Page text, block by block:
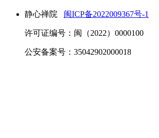
静心禅院 闽ICP备2022009367号-1
许可证编号：闽（2022）0000100
公安备案号：35042902000018